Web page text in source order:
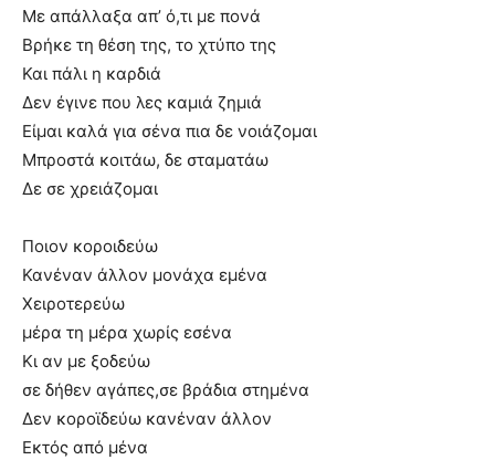
Με απάλλαξα απ’ ό,τι με πονά
Βρήκε τη θέση της, το χτύπο της
Και πάλι η καρδιά
Δεν έγινε που λες καμιά ζημιά
Είμαι καλά για σένα πια δε νοιάζομαι
Μπροστά κοιτάω, δε σταματάω
Δε σε χρειάζομαι
Ποιον κοροιδεύω
Κανέναν άλλον μονάχα εμένα
Χειροτερεύω
μέρα τη μέρα χωρίς εσένα
Κι αν με ξοδεύω
σε δήθεν αγάπες,σε βράδια στημένα
Δεν κοροϊδεύω κανέναν άλλον
Εκτός από μένα